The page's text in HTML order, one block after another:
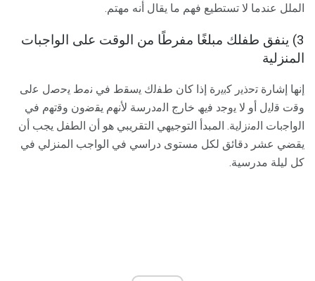
الملل عندما لا تستطيع فهم ما يقال أنه مهتم.
3) ينفق طفلك مبلغًا مفرطًا من الوقت على الواجبات
المنزلية
إﻧﮭﺎ إﺷﺎرة ﺗﺣذﯾر ﮐﺑﯾرة إذا ﮐﺎن طﻔﻟك ﯾﺳﻘط ﻓﻲ ﻧﻣط ﯾﺣﺻل ﻋﻟﯽ
وﻗت ﻗﻟﯾل أو ﻻ ﯾوﺟد ﻓﯾﮫ ﺧﺎرج اﻟﻣدرﺳﺔ ﻷﻧﮭم ﯾﻘﺿون وﻗﺗﮭم ﻓﻲ
اﻟواﺟﺑﺎت اﻟﻣﻧزﻟﯾﺔ. المبدأ التوجيهي التقريبي هو أن الطفل يجب أن
يقضي عشر دقائق لكل مستوى دراسي في الواجب المنزلي في
كل ليلة مدرسية.